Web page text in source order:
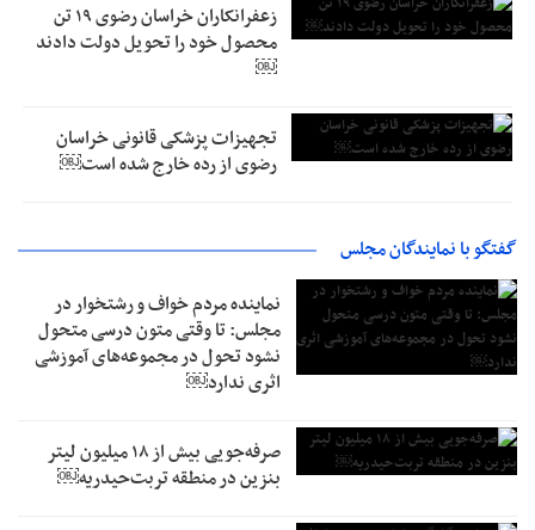
زعفرانکاران خراسان رضوی ۱۹ تن
محصول خود را تحویل دولت دادند
￼
تجهیزات پزشکی قانونی خراسان
رضوی از رده خارج شده است￼
گفتگو با نمایندگان مجلس
نماینده مردم خواف و رشتخوار در
مجلس: تا وقتی متون درسی متحول
نشود تحول در مجموعه‌های آموزشی
اثری ندارد￼
صرفه‌جویی بیش از ۱۸ میلیون لیتر
بنزین در منطقه تربت‌حیدریه￼